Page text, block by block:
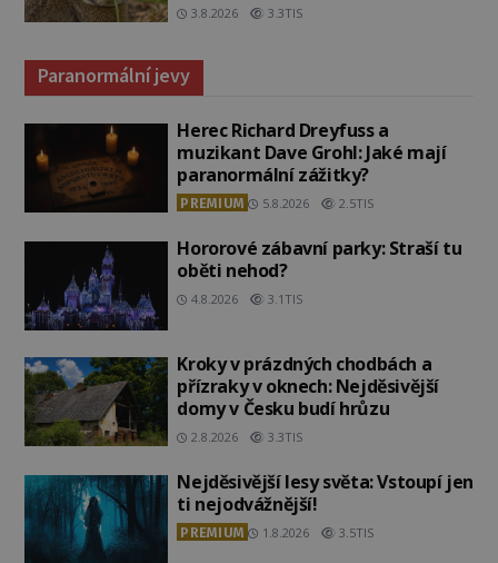
3.8.2026 3.3TIS
Paranormální jevy
Herec Richard Dreyfuss a
muzikant Dave Grohl: Jaké mají
paranormální zážitky?
PREMIUM 5.8.2026 2.5TIS
Hororové zábavní parky: Straší tu
oběti nehod?
4.8.2026 3.1TIS
Kroky v prázdných chodbách a
přízraky v oknech: Nejděsivější
domy v Česku budí hrůzu
2.8.2026 3.3TIS
Nejděsivější lesy světa: Vstoupí jen
ti nejodvážnější!
PREMIUM 1.8.2026 3.5TIS